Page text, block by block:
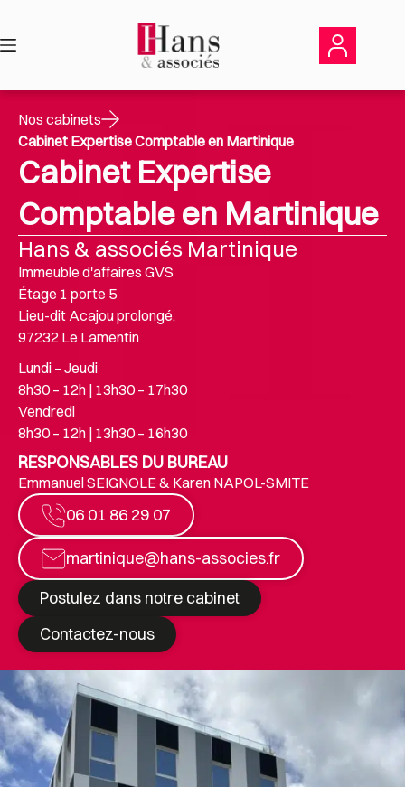
contenu
Nos cabinets
Cabinet Expertise Comptable en Martinique
Cabinet Expertise
Comptable en Martinique
Hans & associés Martinique
Immeuble d'affaires GVS
Étage 1 porte 5
Lieu-dit Acajou prolongé,
97232 Le Lamentin
Lundi – Jeudi
8h30 – 12h | 13h30 – 17h30
Vendredi
8h30 – 12h | 13h30 – 16h30
RESPONSABLES DU BUREAU
Emmanuel SEIGNOLE & Karen NAPOL-SMITE
06 01 86 29 07
martinique@hans-associes.fr
Postulez dans notre cabinet
Contactez-nous